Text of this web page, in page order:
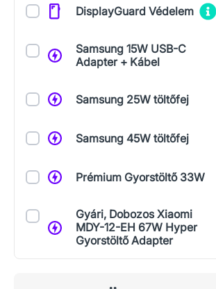
DisplayGuard Védelem
Samsung 15W USB-C
Adapter + Kábel
Samsung 25W töltőfej
Samsung 45W töltőfej
Prémium Gyorstöltő 33W
Gyári, Dobozos Xiaomi
MDY-12-EH 67W Hyper
Gyorstöltő Adapter